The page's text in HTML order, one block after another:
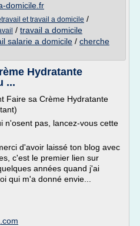
domicile.fr
et travail a domicile /
/ travail a domicile
salarie a domicile / cherche
Hydratante
...
Faire sa Crème Hydratante
n'osent pas, lancez-vous cette
d'avoir laissé ton blog avec
c'est le premier lien sur
années quand j'ai
qui m'a donné envie...